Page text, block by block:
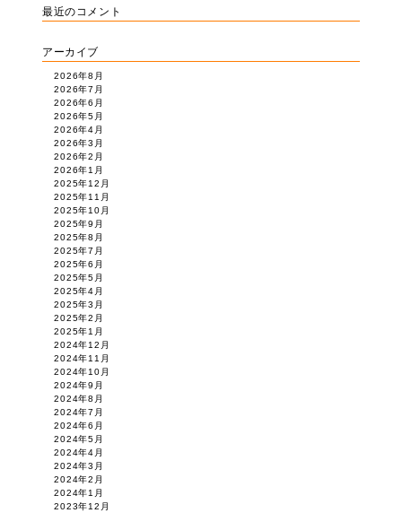
最近のコメント
アーカイブ
2026年8月
2026年7月
2026年6月
2026年5月
2026年4月
2026年3月
2026年2月
2026年1月
2025年12月
2025年11月
2025年10月
2025年9月
2025年8月
2025年7月
2025年6月
2025年5月
2025年4月
2025年3月
2025年2月
2025年1月
2024年12月
2024年11月
2024年10月
2024年9月
2024年8月
2024年7月
2024年6月
2024年5月
2024年4月
2024年3月
2024年2月
2024年1月
2023年12月